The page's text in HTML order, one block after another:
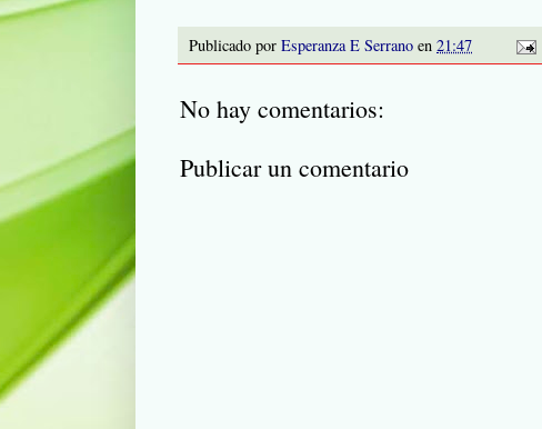
Publicado por Esperanza E Serrano en 21:47
No hay comentarios:
Publicar un comentario